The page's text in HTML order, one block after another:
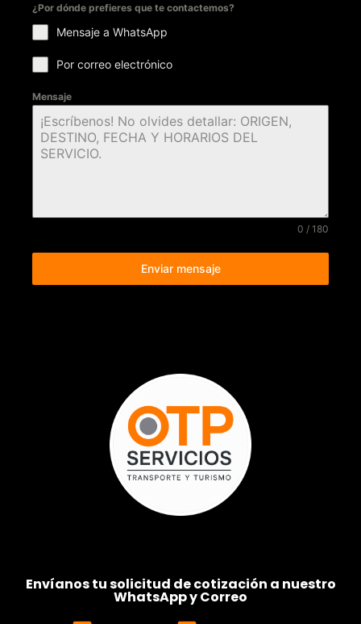
¿Por dónde prefieres que te contactemos?
Mensaje a WhatsApp
Por correo electrónico
Mensaje
0 / 180
Enviar mensaje
Envíanos tu solicitud de cotización a nuestro
WhatsApp y Correo